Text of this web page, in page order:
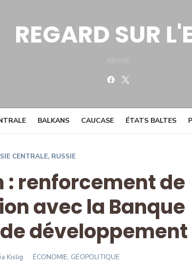
REGARD SUR
Facebook
BALKANS CAUCASE ÉTATS BALTES
CENTRALE, RUSSIE
: renforcement de
avec la Banque
développement
Kislig ÉCONOMIE, GÉOPOLITIQUE